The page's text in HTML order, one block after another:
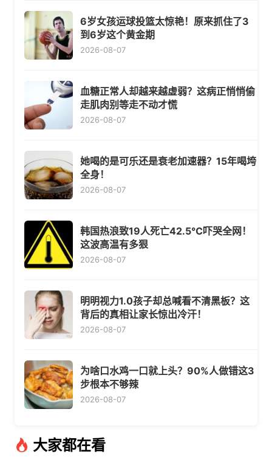
6岁女孩运球投篮太惊艳！原来抓住了3
到6岁这个黄金期
2026-08-07
血糖正常人却越来越虚弱？这病正悄悄偷
走肌肉别等走不动才慌
2026-08-07
她喝的是可乐还是衰老加速器？15年喝垮
全身！
2026-08-07
韩国热浪致19人死亡42.5℃吓哭全网！
这波高温有多狠
2026-08-07
明明视力1.0孩子却总喊看不清黑板？这
背后的真相让家长惊出冷汗！
2026-08-07
为啥口水鸡一口就上头？90%人做错这3
步根本不够辣
2026-08-07
大家都在看